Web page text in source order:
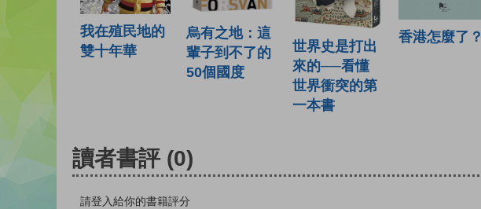
我在殖民地的
雙十年華
烏有之地：這
輩子到不了的
50個國度
世界史是打出
來的──看懂
世界衝突的第
一本書
香港怎麼了？
讀者書評 (0)
請登入給你的書籍評分